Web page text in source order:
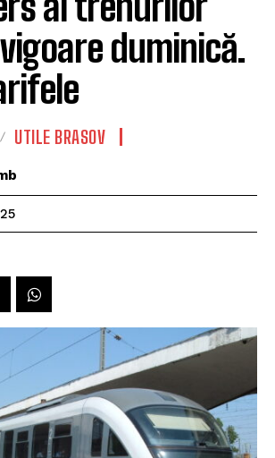
duminică.
UTILE BRASOV